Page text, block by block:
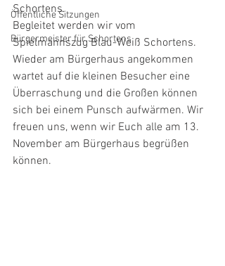
Öffentliche Sitzungen
Bürgermeister für Schortens
Schortens.
Begleitet werden wir vom
Spielmannszug Blau-Weiß Schortens.
Wieder am Bürgerhaus angekommen
wartet auf die kleinen Besucher eine
Überraschung und die Großen können
sich bei einem Punsch aufwärmen. Wir
freuen uns, wenn wir Euch alle am 13.
November am Bürgerhaus begrüßen
können.